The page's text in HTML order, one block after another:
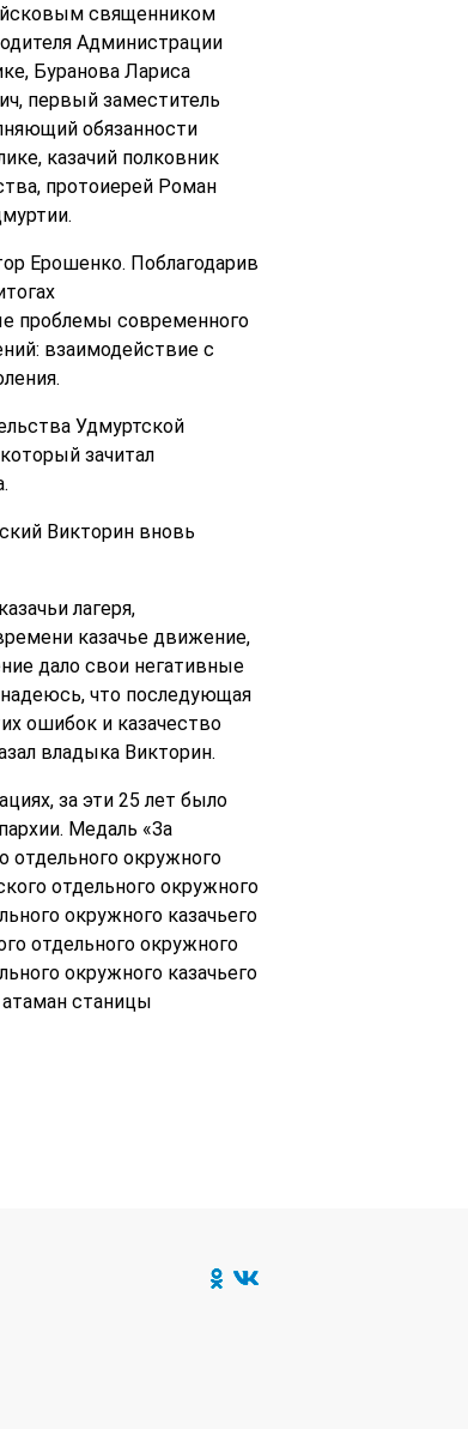
священником
Администрации
Буранова Лариса
первый заместитель
обязанности
казачий полковник
протоиерей Роман
Ерошенко. Поблагодарив
проблемы современного
взаимодействие с
Удмуртской
зачитал
Викторин вновь
лагеря,
казачье движение,
дало свои негативные
надеюсь, что последующая
ошибок и казачество
владыка Викторин.
за эти 25 лет было
Медаль «За
отдельного окружного
отдельного окружного
окружного казачьего
отдельного окружного
окружного казачьего
станицы